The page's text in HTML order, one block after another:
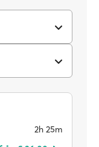
2h 25m